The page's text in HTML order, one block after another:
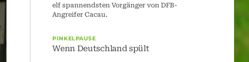
elf spannendsten Vorgänger von DFB-
Angreifer Cacau.
PINKELPAUSE
Wenn Deutschland spült